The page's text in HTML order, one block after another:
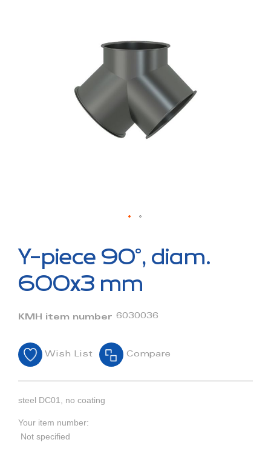
the
beginning
of
images
Y-piece 90°, diam.
600x3 mm
KMH item number 6030036
Wish List Compare
steel DC01, no coating
Your item number:
Not specified